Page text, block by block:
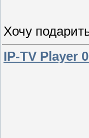
Хочу
IP-TV Player